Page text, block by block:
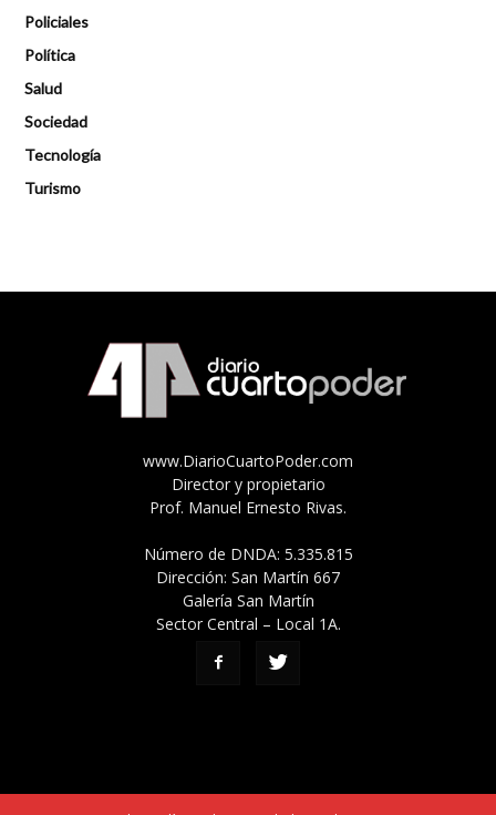
Policiales
Política
Salud
Sociedad
Tecnología
Turismo
www.DiarioCuartoPoder.com
Director y propietario
Prof. Manuel Ernesto Rivas.
Número de DNDA: 5.335.815
Dirección: San Martín 667
Galería San Martín
Sector Central – Local 1A.